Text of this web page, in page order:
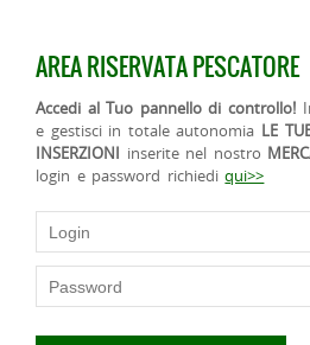
AREA RISERVATA PESCATORE
Accedi al Tuo pannello di controllo!
e gestisci in totale autonomia LE
INSERZIONI inserite nel nostro
login e password richiediqui>>